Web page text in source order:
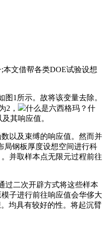
文借帮各类DOE试验设想
1所示。故将该变量去除。
2，
什么是六西格玛？什
其响应值。
以及束缚的响应值。然而并
局钢板厚度设想空间进行科
并取样本点无限元过程前往
过二次开辟方式将这些样本
子进行前往响应值会华侈大
均具有较好的性。将起沉臂